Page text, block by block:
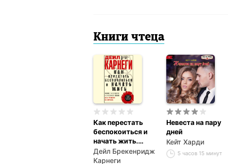
Книги чтеца
Как перестать
беспокоиться и
начать жить.
Полное
руководство к
Дейл Брекенридж
Карнеги
Невеста на пару
дней
Кейт Харди
5 часов 15 минут